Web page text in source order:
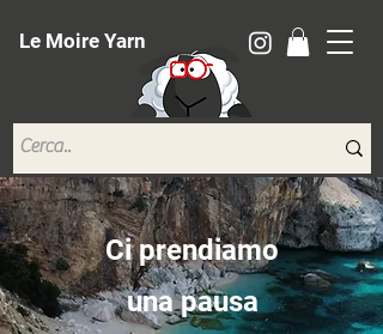
Le Moire Yarn
Ci prendiamo
una pausa